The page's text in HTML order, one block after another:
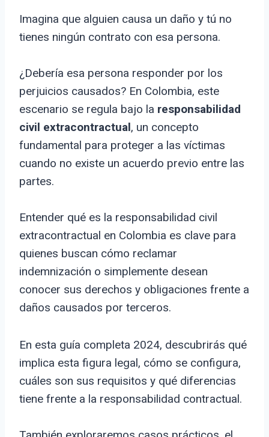
Imagina que alguien causa un daño y tú no
tienes ningún contrato con esa persona.
¿Debería esa persona responder por los
perjuicios causados? En Colombia, este
escenario se regula bajo la responsabilidad
civil extracontractual, un concepto
fundamental para proteger a las víctimas
cuando no existe un acuerdo previo entre las
partes.
Entender qué es la responsabilidad civil
extracontractual en Colombia es clave para
quienes buscan cómo reclamar
indemnización o simplemente desean
conocer sus derechos y obligaciones frente a
daños causados por terceros.
En esta guía completa 2024, descubrirás qué
implica esta figura legal, cómo se configura,
cuáles son sus requisitos y qué diferencias
tiene frente a la responsabilidad contractual.